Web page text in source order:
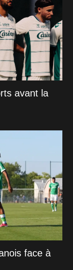
avant la
face à